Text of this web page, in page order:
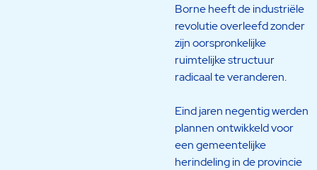
Borne heeft de industriële
revolutie overleefd zonder
zijn oorspronkelijke
ruimtelijke structuur
radicaal te veranderen.
Eind jaren negentig werden
plannen ontwikkeld voor
een gemeentelijke
herindeling in de provincie